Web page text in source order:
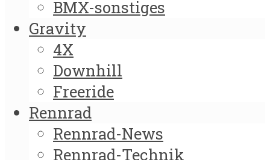
BMX-sonstiges
Gravity
4X
Downhill
Freeride
Rennrad
Rennrad-News
Rennrad-Technik